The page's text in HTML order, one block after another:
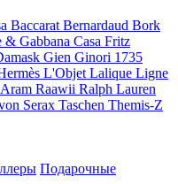
Baccarat Bernardaud Bork
& Gabbana Casa Fritz
Gien Ginori 1735
L'Objet Lalique Ligne
Raawii Ralph Lauren
Serax Taschen Themis-Z
Подарочные